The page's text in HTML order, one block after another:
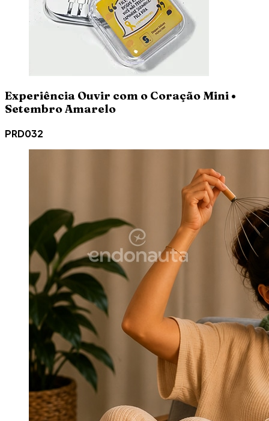
Experiência Ouvir com o Coração Mini •
Setembro Amarelo
PRD032